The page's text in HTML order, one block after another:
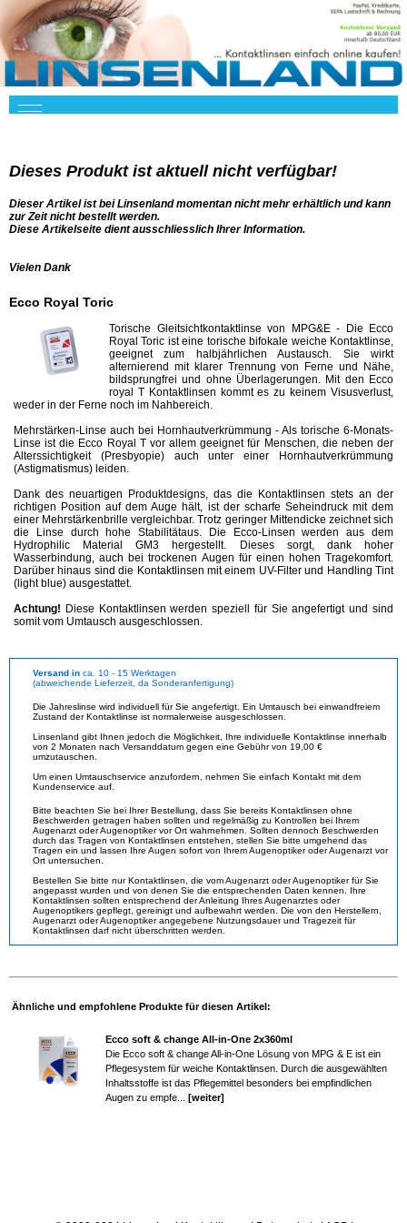
Dieses Produkt ist aktuell nicht verfügbar!
Dieser Artikel ist bei Linsenland momentan nicht mehr erhältlich und kann
zur Zeit nicht bestellt werden.
Diese Artikelseite dient ausschliesslich Ihrer Information.
Vielen Dank
Ecco Royal Toric
Torische Gleitsichtkontaktlinse von MPG&E - Die Ecco
Royal Toric ist eine torische bifokale weiche Kontaktlinse,
geeignet zum halbjährlichen Austausch. Sie wirkt
alternierend mit klarer Trennung von Ferne und Nähe,
bildsprungfrei und ohne Überlagerungen. Mit den Ecco
royal T Kontaktlinsen kommt es zu keinem Visusverlust,
weder in der Ferne noch im Nahbereich.
Mehrstärken-Linse auch bei Hornhautverkrümmung - Als torische 6-Monats-
Linse ist die Ecco Royal T vor allem geeignet für Menschen, die neben der
Alterssichtigkeit (Presbyopie) auch unter einer Hornhautverkrümmung
(Astigmatismus) leiden.
Dank des neuartigen Produktdesigns, das die Kontaktlinsen stets an der
richtigen Position auf dem Auge hält, ist der scharfe Seheindruck mit dem
einer Mehrstärkenbrille vergleichbar. Trotz geringer Mittendicke zeichnet sich
die Linse durch hohe Stabilitätaus. Die Ecco-Linsen werden aus dem
Hydrophilic Material GM3 hergestellt. Dieses sorgt, dank hoher
Wasserbindung, auch bei trockenen Augen für einen hohen Tragekomfort.
Darüber hinaus sind die Kontaktlinsen mit einem UV-Filter und Handling Tint
(light blue) ausgestattet.
Achtung! Diese Kontaktlinsen werden speziell für Sie angefertigt und sind
somit vom Umtausch ausgeschlossen.
Versand in ca. 10 - 15 Werktagen
(abweichende Lieferzeit, da Sonderanfertigung)
Die Jahreslinse wird individuell für Sie angefertigt. Ein Umtausch bei einwandfreiem
Zustand der Kontaktlinse ist normalerweise ausgeschlossen.
Linsenland gibt Ihnen jedoch die Möglichkeit, Ihre individuelle Kontaktlinse innerhalb
von 2 Monaten nach Versanddatum gegen eine Gebühr von 19,00 €
umzutauschen.
Um einen Umtauschservice anzufordern, nehmen Sie einfach Kontakt mit dem
Kundenservice auf.
Bitte beachten Sie bei Ihrer Bestellung, dass Sie bereits Kontaktlinsen ohne
Beschwerden getragen haben sollten und regelmäßig zu Kontrollen bei Ihrem
Augenarzt oder Augenoptiker vor Ort wahrnehmen. Sollten dennoch Beschwerden
durch das Tragen von Kontaktlinsen entstehen, stellen Sie bitte umgehend das
Tragen ein und lassen Ihre Augen sofort von Ihrem Augenoptiker oder Augenarzt vor
Ort untersuchen.
Bestellen Sie bitte nur Kontaktlinsen, die vom Augenarzt oder Augenoptiker für Sie
angepasst wurden und von denen Sie die entsprechenden Daten kennen. Ihre
Kontaktlinsen sollten entsprechend der Anleitung Ihres Augenarztes oder
Augenoptikers gepflegt, gereinigt und aufbewahrt werden. Die von den Herstellern,
Augenarzt oder Augenoptiker angegebene Nutzungsdauer und Tragezeit für
Kontaktlinsen darf nicht überschritten werden.
Ähnliche und empfohlene Produkte für diesen Artikel:
Ecco soft & change All-in-One 2x360ml
Die Ecco soft & change All-in-One Lösung von MPG & E ist ein
Pflegesystem für weiche Kontaktlinsen. Durch die ausgewählten
Inhaltsstoffe ist das Pflegemittel besonders bei empfindlichen
Augen zu empfe... [weiter]